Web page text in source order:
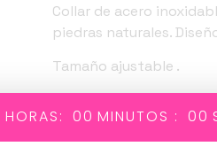
Collar de acero
piedras naturales.
Tamaño ajustable .
HORAS: 00 MINUTOS : 00